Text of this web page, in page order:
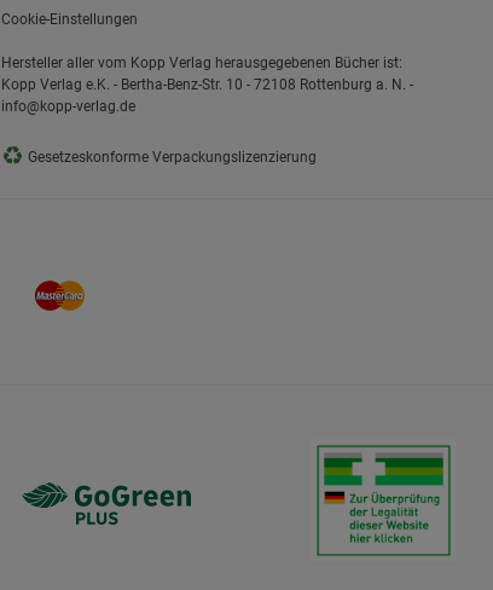
Cookie-Einstellungen
Hersteller aller vom Kopp Verlag herausgegebenen Bücher ist:
Kopp Verlag e.K. - Bertha-Benz-Str. 10 - 72108 Rottenburg a. N. -
info@kopp-verlag.de
♻ Gesetzeskonforme Verpackungslizenzierung